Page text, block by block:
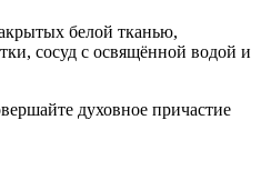
белой тканью,
сосуд с освящённой водой и
духовное причастие